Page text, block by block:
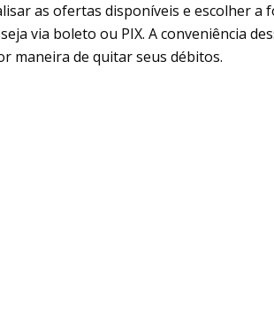
as ofertas disponíveis e escolher a
via boleto ou PIX. A conveniência
maneira de quitar seus débitos.